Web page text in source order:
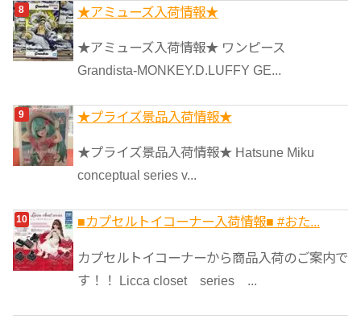
★アミューズ入荷情報★
★アミューズ入荷情報★ ワンピース
Grandista-MONKEY.D.LUFFY GE...
★プライズ景品入荷情報★
★プライズ景品入荷情報★ Hatsune Miku
conceptual series v...
■カプセルトイコーナー入荷情報■ #おた...
カプセルトイコーナーから商品入荷のご案内で
す！！ Licca closet series ...